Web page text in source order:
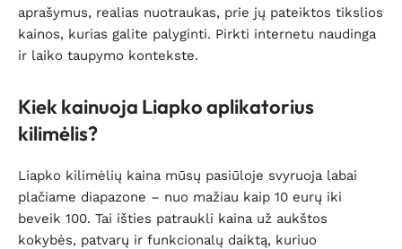
aprašymus, realias nuotraukas, prie jų pateiktos tikslios
kainos, kurias galite palyginti. Pirkti internetu naudinga
ir laiko taupymo kontekste.
Kiek kainuoja Liapko aplikatorius
kilimėlis?
Liapko kilimėlių kaina mūsų pasiūloje svyruoja labai
plačiame diapazone – nuo mažiau kaip 10 eurų iki
beveik 100. Tai išties patraukli kaina už aukštos
kokybės, patvarų ir funkcionalų daiktą, kuriuo